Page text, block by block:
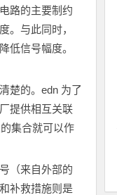
路的主要制约
。与此同时，
低信号幅度。
楚的。edn 为了
提供相互关联
集合就可以作
（来自外部的
补救措施则是